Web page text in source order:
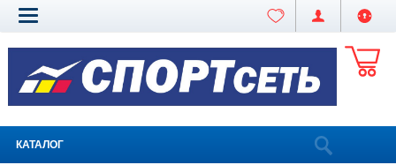
КАТАЛОГ